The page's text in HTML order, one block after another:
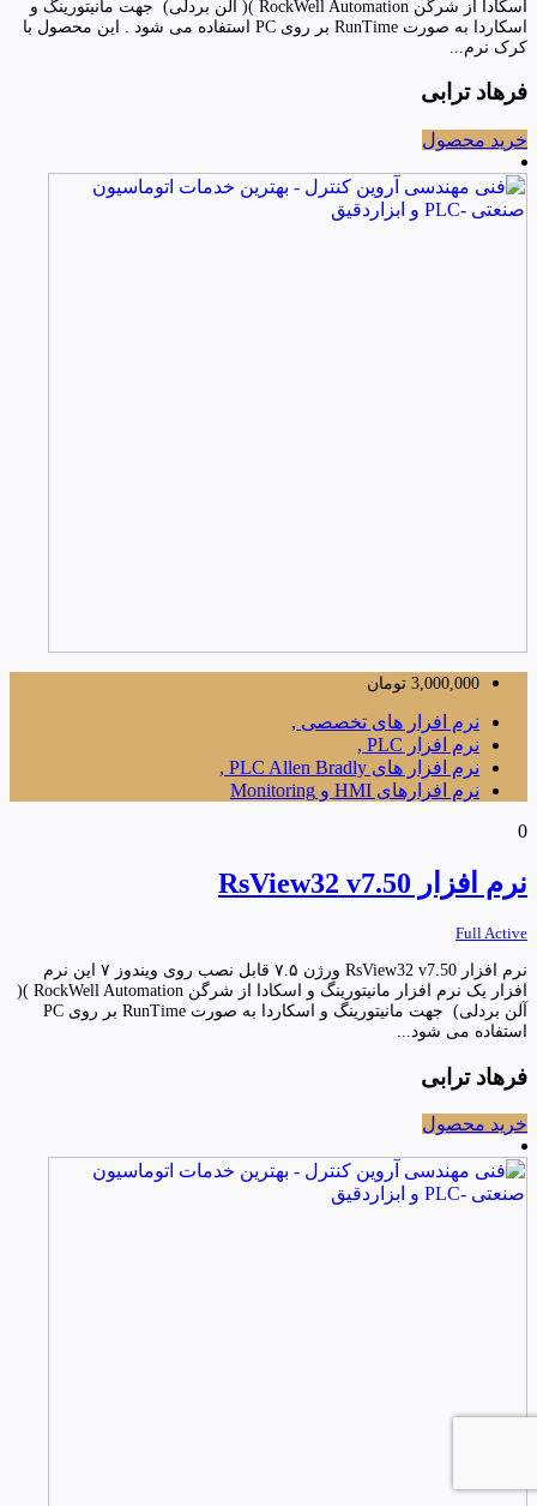
اسکادا از شرگن RockWell Automation )( آلن بردلی) جهت مانیتورینگ و
اسکاردا به صورت RunTime بر روی PC استفاده می شود . این محصول با
کرک نرم...
فرهاد ترابی
خرید محصول
3,000,000 تومان
نرم افزار های تخصصی ,
نرم افزار PLC ,
نرم افزار های PLC Allen Bradly ,
نرم افزارهای HMI و Monitoring
0
نرم افزار RsView32 v7.50
Full Active
نرم افزار RsView32 v7.50 ورژن ۷.۵ قابل نصب روی ویندوز ۷ این نرم
افزار یک نرم افزار مانیتورینگ و اسکادا از شرگن RockWell Automation )(
آلن بردلی) جهت مانیتورینگ و اسکاردا به صورت RunTime بر روی PC
استفاده می شود...
فرهاد ترابی
خرید محصول